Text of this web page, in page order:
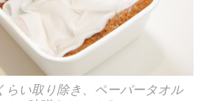
らい取り除き、ペーパータオル